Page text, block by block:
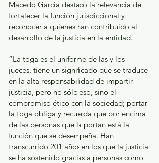
Macedo García destacó la relevancia de
fortalecer la función jurisdiccional y
reconocer a quienes han contribuido al
desarrollo de la justicia en la entidad.
“La toga es el uniforme de las y los
jueces, tiene un significado que se traduce
en la alta responsabilidad de impartir
justicia, pero no sólo eso, sino el
compromiso ético con la sociedad; portar
la toga obliga y recuerda que por encima
de las personas que la portan está la
función que se desempeña. Han
transcurrido 201 años en los que la justicia
se ha sostenido gracias a personas como